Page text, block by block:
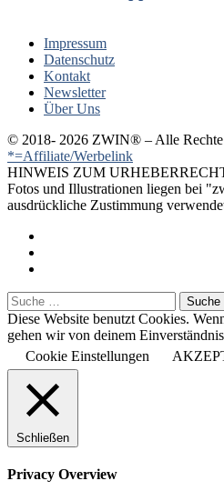
Impressum
Datenschutz
Kontakt
Newsletter
Über Uns
© 2018- 2026 ZWIN®️ – Alle
*=Affiliate/Werbelink
HINWEIS ZUM
Fotos und Illustrationen liegen bei
ausdrückliche Zustimmung
Diese Website benutzt Cookies.
gehen wir von deinem
Cookie Einstellungen
Schließen
Privacy Overview